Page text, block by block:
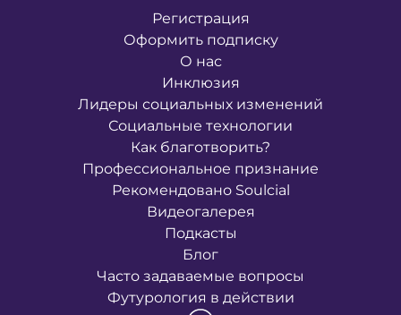
Регистрация
Оформить подписку
О нас
Инклюзия
Лидеры социальных изменений
Социальные технологии
Как благотворить?
Профессиональное признание
Рекомендовано Soulcial
Видеогалерея
Подкасты
Блог
Часто задаваемые вопросы
Футурология в действии